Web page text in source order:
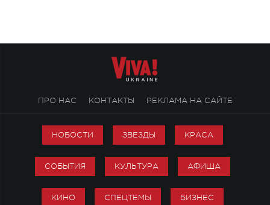
ПРО НАС КОНТАКТЫ РЕКЛАМА НА САЙТЕ
НОВОСТИ ЗВЕЗДЫ КРАСА
СОБЫТИЯ КУЛЬТУРА АФИША
КИНО СПЕЦТЕМЫ БИЗНЕС